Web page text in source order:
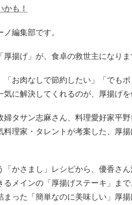
も！
編集部です。
揚げ」が、食卓の救世主になりま
「お肉なしで節約したい」「でも
に解決してくれるのが、厚揚げを
婦タサン志麻さん、料理愛好家平
料理家・タレントが考案した、厚
「かさまし」レシピから、優香さ
るメインの「厚揚げステーキ」ま
った「簡単なのに美味しい」厚